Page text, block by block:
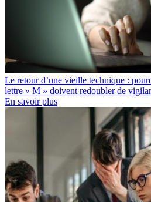
Le retour d’une vieille technique :
lettre « M » doivent redoubler de
En savoir plus